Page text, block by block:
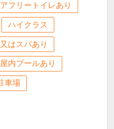
マイページ」にご
い。
カジュアルダイ
食ブッフェ及びデ
（ディナーのみ定
フリートイレあり
ハイクラス
はスパあり
屋内プールあり
車場